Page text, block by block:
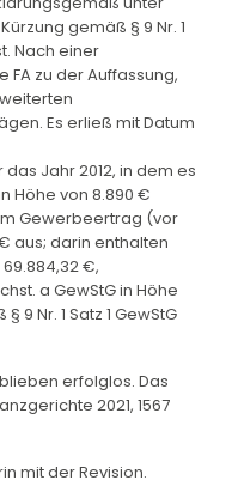
gemäß § 9 Nr. 1
Nach einer
zu der Auffassung,
Es erließ mit Datum
Jahr 2012, in dem es
Höhe von 8.890 €
Gewerbeertrag (vor
aus; darin enthalten
€,
a GewStG in Höhe
9 Nr. 1 Satz 1 GewStG
erfolglos. Das
2021, 1567
mit der Revision.